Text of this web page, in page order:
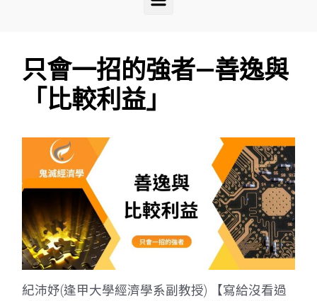
只會一招的強者—善逸與
「比較利益」
紀沛妤(逢甲大學經濟學系副教授) 【寫給沒看過